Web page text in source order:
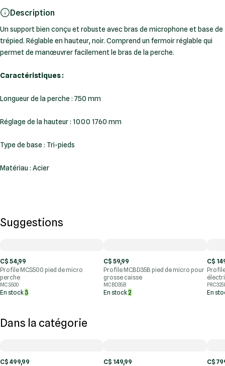
Description
Un support bien conçu et robuste avec bras de microphone et base de
trépied. Réglable en hauteur, noir. Comprend un fermoir réglable qui
permet de manœuvrer facilement le bras de la perche.
Caractéristiques :
Longueur de la perche : 750 mm
Réglage de la hauteur : 1000 1760 mm
Type de base : Tri-pieds
Matériau : Acier
Suggestions
C$ 54,99
Profile MCS500 pied de micro
perche
MCS500
En stock 3
C$ 59,99
Profile MCBD35B pied de micro pour
grosse caisse
MCBD35B
En stock2
C$
En
Dans la catégorie
C$ 499,99
C$ 149,99
C$